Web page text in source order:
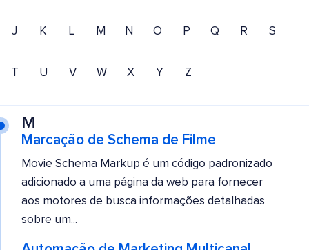
J K L M N O P Q R S
T U V W X Y Z
M
Marcação de Schema de Filme
Movie Schema Markup é um código padronizado
adicionado a uma página da web para fornecer
aos motores de busca informações detalhadas
sobre um...